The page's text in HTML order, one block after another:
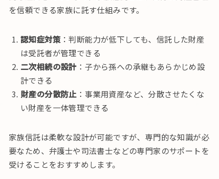
を信頼できる家族に託す仕組みです。
認知症対策：判断能力が低下しても、信託した財産
は受託者が管理できる
二次相続の設計：子から孫への承継もあらかじめ設
計できる
財産の分散防止：事業用資産など、分散させたくな
い財産を一体管理できる
家族信託は柔軟な設計が可能ですが、専門的な知識が必
要なため、弁護士や司法書士などの専門家のサポートを
受けることをおすすめします。